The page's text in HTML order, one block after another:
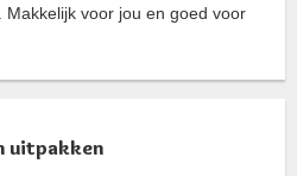
Makkelijk voor jou en goed voor
uitpakken